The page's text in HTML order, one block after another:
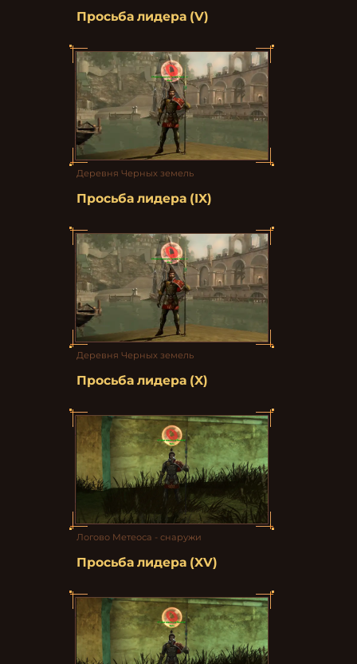
Просьба лидера (V)
Деревня Черных земель
Просьба лидера (IX)
Деревня Черных земель
Просьба лидера (X)
Логово Метеоса - снаружи
Просьба лидера (XV)